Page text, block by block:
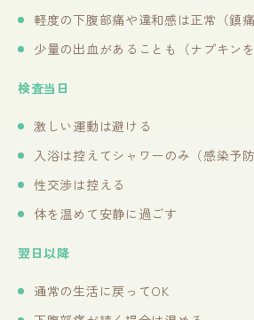
軽度の下腹部痛や違和感は正常（鎮
少量の出血があることも（ナプキンを
検査当日
激しい運動は避ける
入浴は控えてシャワーのみ（感染予防
性交渉は控える
体を温めて安静に過ごす
翌日以降
通常の生活に戻ってOK